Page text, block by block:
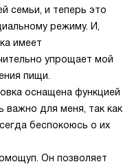
семьи, и теперь это
режиму. И,
имеет
упрощает мой
пищи.
оснащена функцией
важно для меня, так как
беспокоюсь о их
Он позволяет